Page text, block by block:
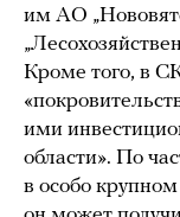
им АО
Кроме того, в
ими
области». По
в особо